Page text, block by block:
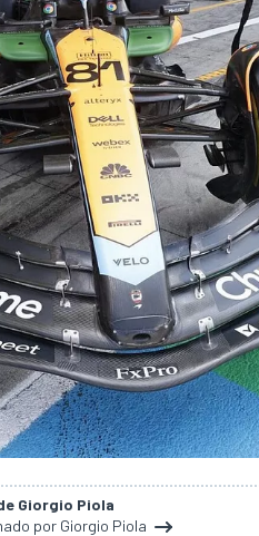
Giorgio Piola
por Giorgio Piola